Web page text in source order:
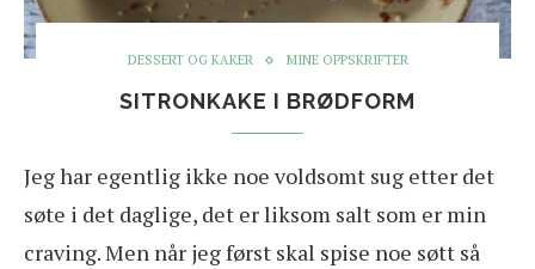
DESSERT OG KAKER MINE OPPSKRIFTER
SITRONKAKE I BRØDFORM
Jeg har egentlig ikke noe voldsomt sug etter det
søte i det daglige, det er liksom salt som er min
craving. Men når jeg først skal spise noe søtt så